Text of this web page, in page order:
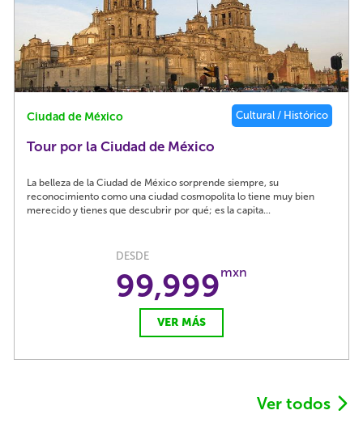
Ciudad de México Cultural / Histórico
Tour por la Ciudad de México
La belleza de la Ciudad de México sorprende siempre, su
reconocimiento como una ciudad cosmopolita lo tiene muy bien
merecido y tienes que descubrir por qué; es la capita...
DESDE
99,999mxn
VER MÁS
Ver todos